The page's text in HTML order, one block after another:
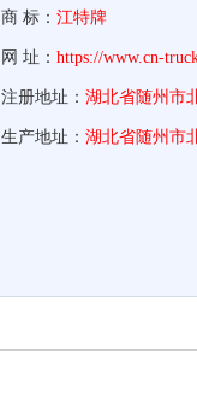
商 标： 江特牌
网 址： https://www.cn-
注册地址： 湖北省随州市
生产地址： 湖北省随州市北